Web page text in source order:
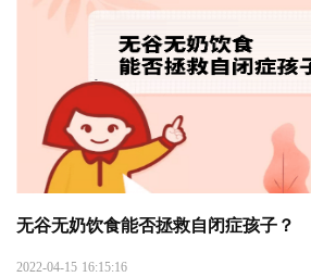
无谷无奶饮食能否拯救自闭症孩子？
2022-04-15 16:15:16